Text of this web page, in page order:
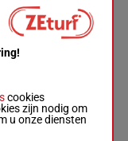
cookies
zijn nodig om
u onze diensten